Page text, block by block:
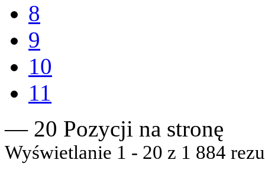
8
9
10
11
— 20 Pozycji na stronę
Wyświetlanie 1 - 20 z 1 884